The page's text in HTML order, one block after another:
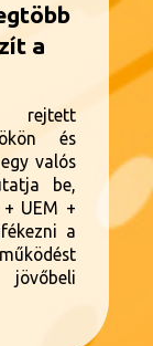
a
rejtett
és
valós
be,
UEM +
a